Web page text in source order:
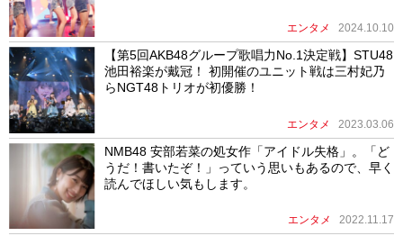
エンタメ 2024.10.10
【第5回AKB48グループ歌唱力No.1決定戦】STU48
池田裕楽が戴冠！ 初開催のユニット戦は三村妃乃
らNGT48トリオが初優勝！
エンタメ 2023.03.06
NMB48 安部若菜の処女作「アイドル失格」。「ど
うだ！書いたぞ！」っていう思いもあるので、早く
読んでほしい気もします。
エンタメ 2022.11.17